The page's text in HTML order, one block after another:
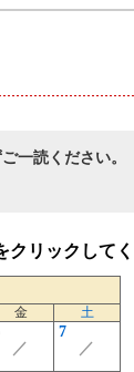
一読ください。
リックしてく
金 土
／
7
／